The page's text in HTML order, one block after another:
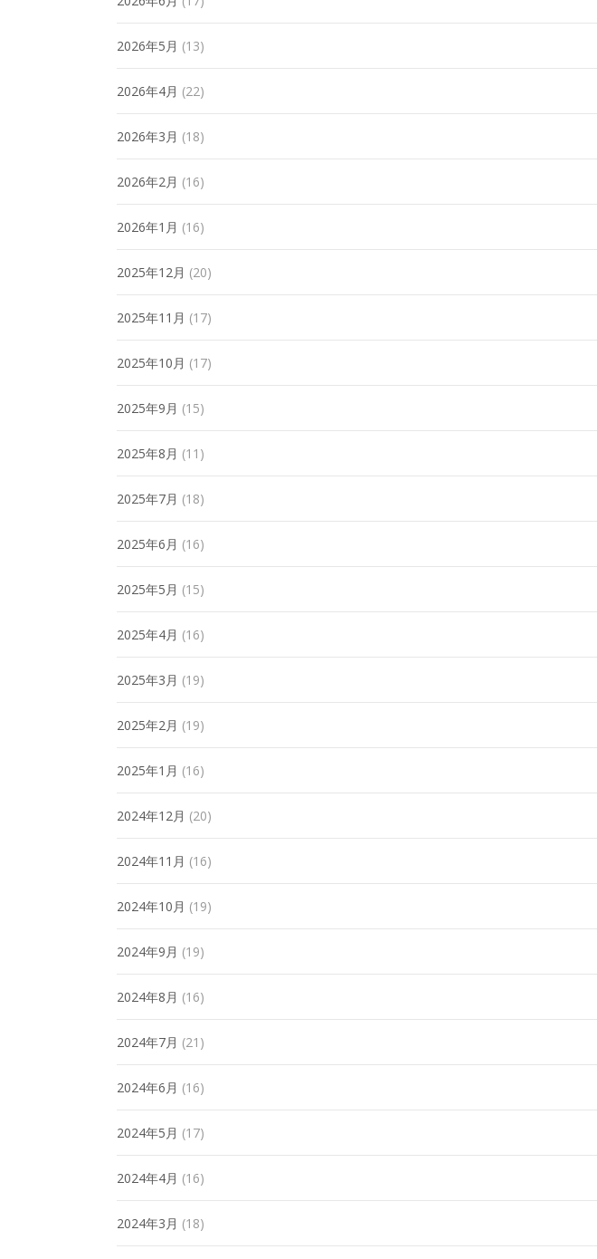
2026年5月 (13)
2026年4月 (22)
2026年3月 (18)
2026年2月 (16)
2026年1月 (16)
2025年12月 (20)
2025年11月 (17)
2025年10月 (17)
2025年9月 (15)
2025年8月 (11)
2025年7月 (18)
2025年6月 (16)
2025年5月 (15)
2025年4月 (16)
2025年3月 (19)
2025年2月 (19)
2025年1月 (16)
2024年12月 (20)
2024年11月 (16)
2024年10月 (19)
2024年9月 (19)
2024年8月 (16)
2024年7月 (21)
2024年6月 (16)
2024年5月 (17)
2024年4月 (16)
2024年3月 (18)